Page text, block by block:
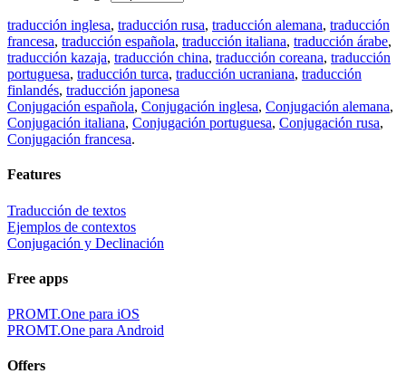
traducción inglesa, traducción rusa, traducción alemana, traducción
francesa, traducción española, traducción italiana, traducción árabe,
traducción kazaja, traducción china, traducción coreana, traducción
portuguesa, traducción turca, traducción ucraniana, traducción
finlandés, traducción japonesa
Conjugación española, Conjugación inglesa, Conjugación alemana,
Conjugación italiana, Conjugación portuguesa, Conjugación rusa,
Conjugación francesa.
Features
Traducción de textos
Ejemplos de contextos
Conjugación y Declinación
Free apps
PROMT.One para iOS
PROMT.One para Android
Offers